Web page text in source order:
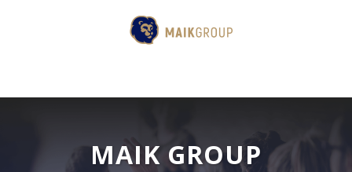
MAIK GROUP